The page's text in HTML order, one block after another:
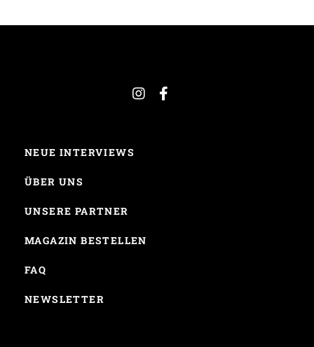
NEUE INTERVIEWS
ÜBER UNS
UNSERE PARTNER
MAGAZIN BESTELLEN
FAQ
NEWSLETTER